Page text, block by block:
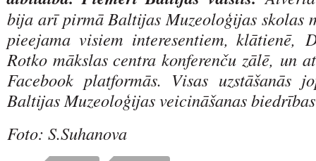
bija arī pirmā Baltijas Muzeoloģijas skolas
pieejama visiem interesentiem, klātienē,
Rotko mākslas centra konferenču zālē, un
Facebook platformās. Visas uzstāšanās
Baltijas Muzeoloģijas veicināšanas biedrības
Foto: S.Suhanova